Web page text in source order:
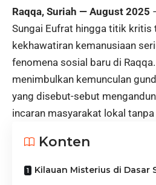
Raqqa, Suriah — August 2025
Sungai Eufrat hingga titik kritis
kekhawatiran kemanusiaan
fenomena sosial baru di
menimbulkan kemunculan
yang disebut-sebut
incaran masyarakat lokal
Konten
Kilauan Misterius di Dasar